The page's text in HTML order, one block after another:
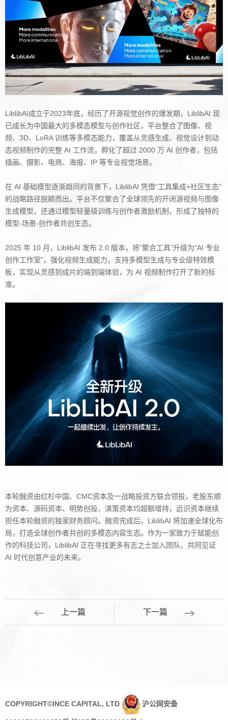
LiblibAI成立于2023年底，经历了开源视觉创作的爆发期，LiblibAI 现
已成长为中国最大的多模态模型与创作社区，平台整合了图像、视
频、3D、LoRA 训练等多模态能力，覆盖从灵感生成、视觉设计到动
态视频制作的完整 AI 工作流，孵化了超过 2000 万 AI 创作者，包括
插画、摄影、电商、海报、IP 等专业视觉场景。
在 AI 基础模型逐渐趋同的背景下，LiblibAI 凭借“工具集成+社区生态”
的战略路径脱颖而出。平台不仅聚合了全球领先的开闭源视频与图像
生成模型，还通过模型轻量级训练与创作者激励机制，形成了独特的
模型-场景-创作者共创生态。
2025 年 10 月，LiblibAI 发布 2.0 版本，将“聚合工具”升级为“AI 专业
创作工作室”，强化视频生成能力，支持多模型生成与专业级特效模
板，实现从灵感到成片的端到端体验，为 AI 视频制作打开了新的标
准。
本轮融资由红杉中国、CMC资本及一战略投资方联合领投，老股东顺
为资本、源码资本、明势创投、渶策资本均超额增持，远识资本继续
担任本轮融资的独家财务顾问。融资完成后，LiblibAI 将加速全球化布
局，打造全球创作者共创的多模态内容生态。作为一家致力于赋能创
作的科技公司，LiblibAI 正在寻找更多有志之士加入团队，共同见证
AI 时代创意产业的未来。
上一篇 下一篇
COPYRIGHT©INCE CAPITAL, LTD 沪公网安备